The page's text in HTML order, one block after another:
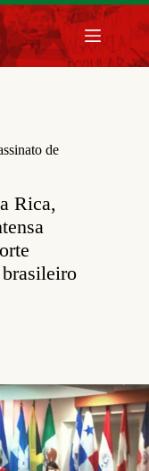
de
Rica,